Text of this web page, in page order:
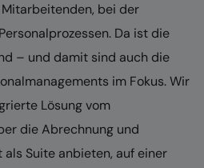
bei der
Da ist die
– und damit sind auch die
im Fokus. Wir
Lösung vom
die Abrechnung und
Suite anbieten, auf einer